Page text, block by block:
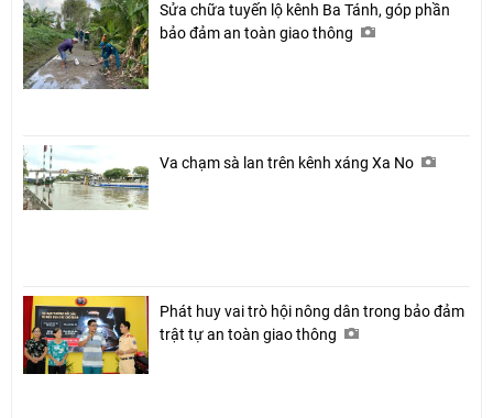
Sửa chữa tuyến lộ kênh Ba Tánh, góp phần
bảo đảm an toàn giao thông
Va chạm sà lan trên kênh xáng Xa No
Phát huy vai trò hội nông dân trong bảo đảm
trật tự an toàn giao thông